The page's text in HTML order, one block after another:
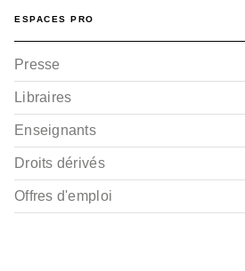
ESPACES PRO
Presse
Libraires
Enseignants
Droits dérivés
Offres d'emploi